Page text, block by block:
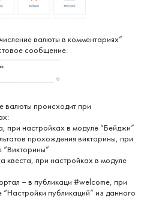
валюты в комментариях”
сообщение.
валюты происходит при
при настройках в модуле “Бейджи”
прохождения викторины, при
“Викторины”
квеста, при настройках в модуле
– в публикаци #welcome, при
публикаций” из данного